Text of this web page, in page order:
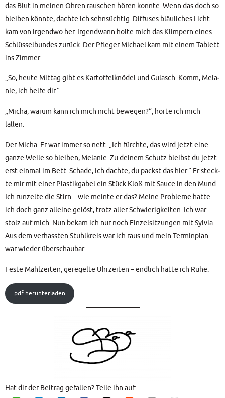
das Blut in mei­nen Ohren rau­schen hören konn­te. Wenn das doch so
blei­ben könn­te, dach­te ich sehn­süch­tig. Dif­fu­ses bläu­li­ches Licht
kam von irgend­wo her. Irgend­wann hol­te mich das Klim­pern eines
Schlüs­sel­bun­des zurück. Der Pfle­ger Micha­el kam mit einem Tablett
ins Zimmer.
„So, heu­te Mit­tag gibt es Kar­tof­fel­knö­del und Gulasch. Komm, Mela­
nie, ich hel­fe dir.“
„Micha, war­um kann ich mich nicht bewe­gen?“, hör­te ich mich
lallen.
Der Micha. Er war immer so nett. „Ich fürch­te, das wird jetzt eine
gan­ze Wei­le so blei­ben, Mela­nie. Zu dei­nem Schutz bleibst du jetzt
erst ein­mal im Bett. Scha­de, ich dach­te, du packst das hier.“ Er steck­
te mir mit einer Plas­tik­ga­bel ein Stück Kloß mit Sau­ce in den Mund.
Ich run­zel­te die Stirn – wie mein­te er das? Mei­ne Pro­ble­me hat­te
ich doch ganz allei­ne gelöst, trotz aller Schwie­rig­kei­ten. Ich war
stolz auf mich. Nun bekam ich nur noch Ein­zel­sit­zun­gen mit Syl­via.
Aus dem ver­hass­ten Stuhl­kreis war ich raus und mein Ter­min­plan
war wie­der überschaubar.
Fes­te Mahl­zei­ten, gere­gel­te Uhr­zei­ten – end­lich hat­te ich Ruhe.
pdf her­un­ter­la­den
Hat dir der Bei­trag gefal­len? Tei­le ihn auf: